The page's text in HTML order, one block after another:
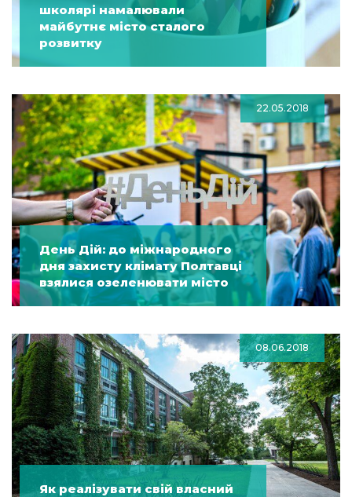
школярі намалювали
майбутнє місто сталого
розвитку
22.05.2018
День Дій: до міжнародного
дня захисту клімату Полтавці
взялися озеленювати місто
08.06.2018
Як реалізувати свій власний